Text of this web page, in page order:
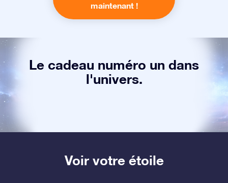
maintenant !
Le cadeau numéro un dans
l'univers.
Voir votre étoile